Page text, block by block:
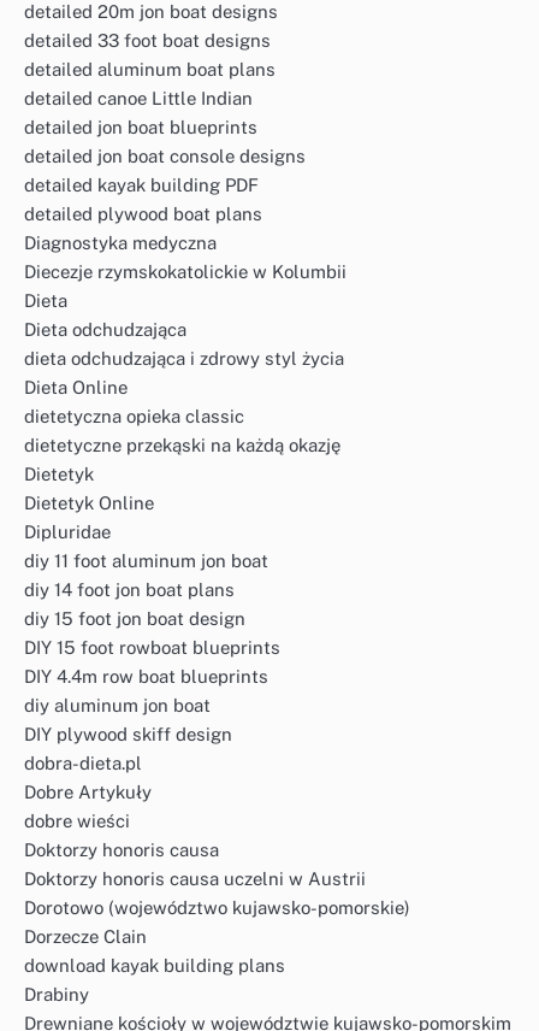
detailed 20m jon boat designs
detailed 33 foot boat designs
detailed aluminum boat plans
detailed canoe Little Indian
detailed jon boat blueprints
detailed jon boat console designs
detailed kayak building PDF
detailed plywood boat plans
Diagnostyka medyczna
Diecezje rzymskokatolickie w Kolumbii
Dieta
Dieta odchudzająca
dieta odchudzająca i zdrowy styl życia
Dieta Online
dietetyczna opieka classic
dietetyczne przekąski na każdą okazję
Dietetyk
Dietetyk Online
Dipluridae
diy 11 foot aluminum jon boat
diy 14 foot jon boat plans
diy 15 foot jon boat design
DIY 15 foot rowboat blueprints
DIY 4.4m row boat blueprints
diy aluminum jon boat
DIY plywood skiff design
dobra-dieta.pl
Dobre Artykuły
dobre wieści
Doktorzy honoris causa
Doktorzy honoris causa uczelni w Austrii
Dorotowo (województwo kujawsko-pomorskie)
Dorzecze Clain
download kayak building plans
Drabiny
Drewniane kościoły w województwie kujawsko-pomorskim